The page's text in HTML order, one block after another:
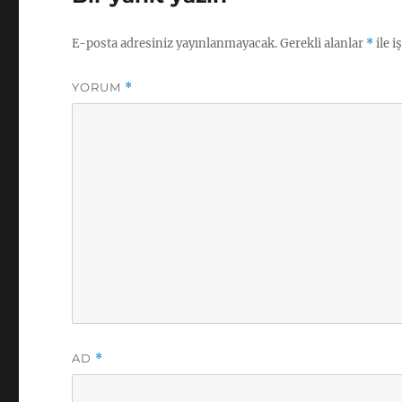
E-posta adresiniz yayınlanmayacak.Gerekli alanlar *ile
YORUM *
AD *